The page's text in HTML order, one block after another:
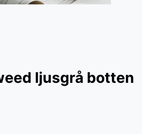
ljusgrå botten